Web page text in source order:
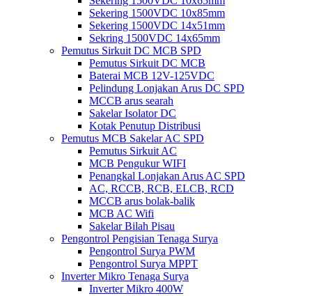
Sekering 1500VDC 10x85mm
Sekering 1500VDC 14x51mm
Sekring 1500VDC 14x65mm
Pemutus Sirkuit DC MCB SPD
Pemutus Sirkuit DC MCB
Baterai MCB 12V-125VDC
Pelindung Lonjakan Arus DC SPD
MCCB arus searah
Sakelar Isolator DC
Kotak Penutup Distribusi
Pemutus MCB Sakelar AC SPD
Pemutus Sirkuit AC
MCB Pengukur WIFI
Penangkal Lonjakan Arus AC SPD
AC, RCCB, RCB, ELCB, RCD
MCCB arus bolak-balik
MCB AC Wifi
Sakelar Bilah Pisau
Pengontrol Pengisian Tenaga Surya
Pengontrol Surya PWM
Pengontrol Surya MPPT
Inverter Mikro Tenaga Surya
Inverter Mikro 400W